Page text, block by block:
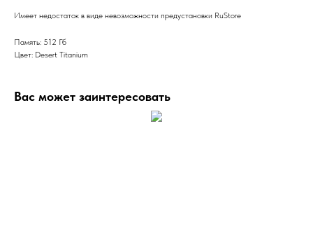
Имеет недостаток в виде невозможности предустановки RuStore
Память: 512 Гб
Цвет: Desert Titanium
Вас может заинтересовать